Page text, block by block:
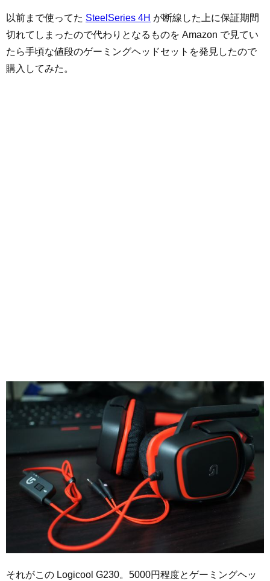
以前まで使ってた SteelSeries 4H が断線した上に保証期間
切れてしまったので代わりとなるものを Amazon で見てい
たら手頃な値段のゲーミングヘッドセットを発見したので
購入してみた。
それがこの Logicool G230。5000円程度とゲーミングヘッ